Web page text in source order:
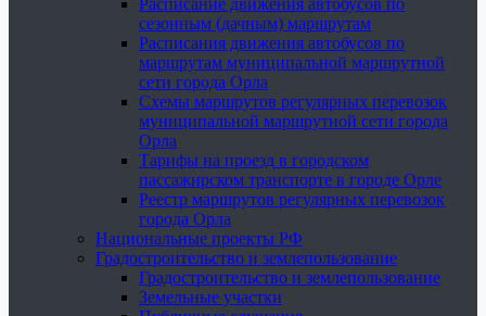
Расписание движения автобусов по
сезонным (дачным) маршрутам
Расписания движения автобусов по
маршрутам муниципальной маршрутной
сети города Орла
Схемы маршрутов регулярных перевозок
муниципальной маршрутной сети города
Орла
Тарифы на проезд в городском
пассажирском транспорте в городе Орле
Реестр маршрутов регулярных перевозок
города Орла
Национальные проекты РФ
Градостроительство и землепользование
Градостроительство и землепользование
Земельные участки